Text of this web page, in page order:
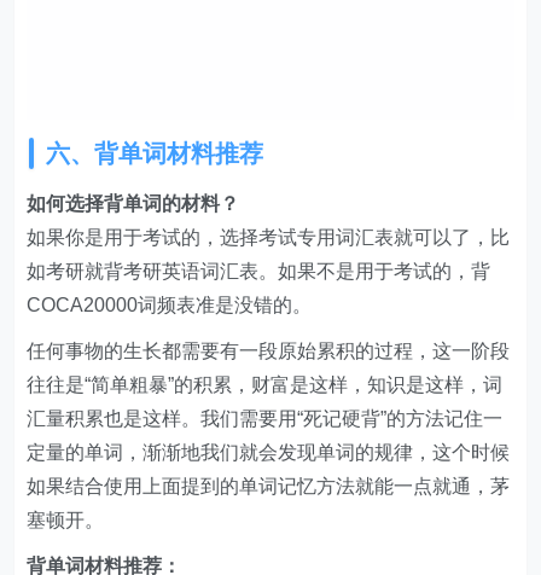
如果你是用于考试的，选择考试专用词汇表就可以了，比
如考研就背考研英语词汇表。如果不是用于考试的，背
COCA20000词频表准是没错的。
任何事物的生长都需要有一段原始累积的过程，这一阶段
往往是“简单粗暴”的积累，财富是这样，知识是这样，词
汇量积累也是这样。我们需要用“死记硬背”的方法记住一
定量的单词，渐渐地我们就会发现单词的规律，这个时候
如果结合使用上面提到的单词记忆方法就能一点就通，茅
塞顿开。
背单词材料推荐：